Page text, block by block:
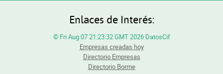
Enlaces de Interés:
© Fri Aug 07 21:23:32 GMT 2026 DatosCif
Empresas creadas hoy
Directorio Empresas
Directorio Borme